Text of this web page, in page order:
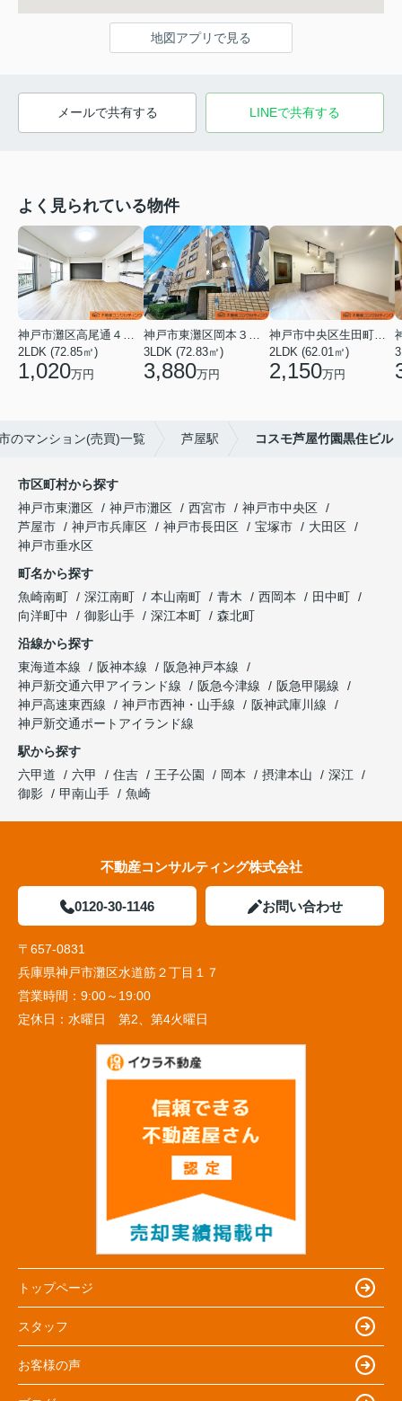
地図アプリで見る
メールで共有する LINEで共有する
よく見られている物件
神戸市灘区高尾通４丁目
2LDK (72.85㎡)
1,020万円
神戸市東灘区岡本３丁目
3LDK (72.83㎡)
3,880万円
神戸市中央区生田町１丁目
2LDK (62.01㎡)
2,150万円
のマンション(売買)一覧 芦屋駅 コスモ芦屋竹園黒住ビル
市区町村から探す
神戸市東灘区
神戸市灘区 西宮市
神戸市中央区
芦屋市
神戸市兵庫区 神戸市長田区 宝塚市
大田区
神戸市垂水区
町名から探す
魚崎南町
深江南町 本山南町 青木 西岡本
田中町
向洋町中
御影山手 深江本町
森北町
沿線から探す
東海道本線
阪神本線
阪急神戸本線
神戸新交通六甲アイランド線
阪急今津線
阪急甲陽線
神戸高速東西線
神戸市西神・山手線
阪神武庫川線
神戸新交通ポートアイランド線
駅から探す
六甲道
六甲 住吉 王子公園 岡本 摂津本山
深江
御影
甲南山手 魚崎
不動産コンサルティング株式会社
0120-30-1146 お問い合わせ
〒657-0831
兵庫県神戸市灘区水道筋２丁目１７
営業時間： 9:00～19:00
定休日： 水曜日 第2、第4火曜日
トップページ
スタッフ
お客様の声